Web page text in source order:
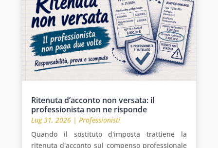
Ritenuta d’acconto non versata: il
professionista non ne risponde
Lug 31, 2026| Professionisti
Quando il sostituto d'imposta trattiene la
ritenuta d'acconto sul compenso professionale